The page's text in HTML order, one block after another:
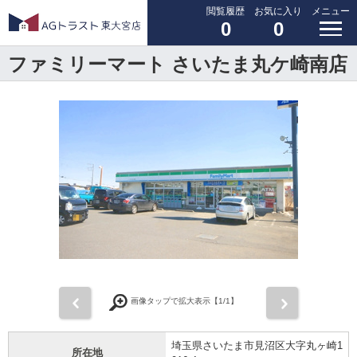
閲覧履歴
0
お気に入り
0
メニュー
ファミリーマート さいたま丸ケ崎南店
画像タップで拡大表示【1/1】
所在地
埼玉県さいたま市見沼区大字丸ヶ崎1